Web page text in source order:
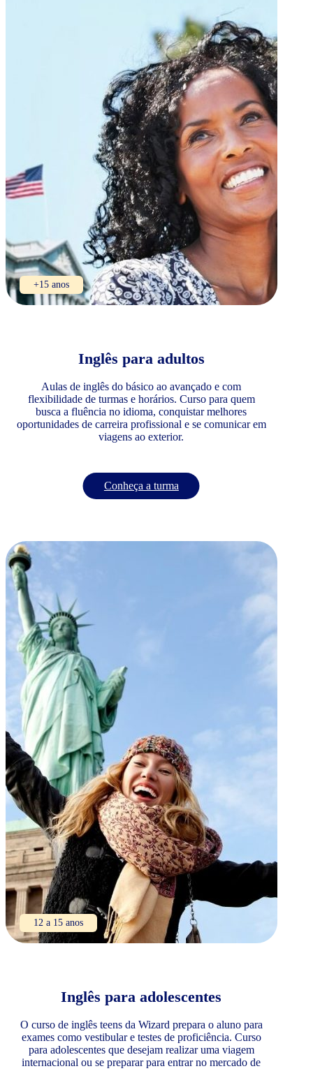
+15 anos
Inglês para adultos
Aulas de inglês do básico ao avançado e com
flexibilidade de turmas e horários. Curso para quem
busca a fluência no idioma, conquistar melhores
oportunidades de carreira profissional e se comunicar em
viagens ao exterior.
Conheça a turma
12 a 15 anos
Inglês para adolescentes
O curso de inglês teens da Wizard prepara o aluno para
exames como vestibular e testes de proficiência. Curso
para adolescentes que desejam realizar uma viagem
internacional ou se preparar para entrar no mercado de